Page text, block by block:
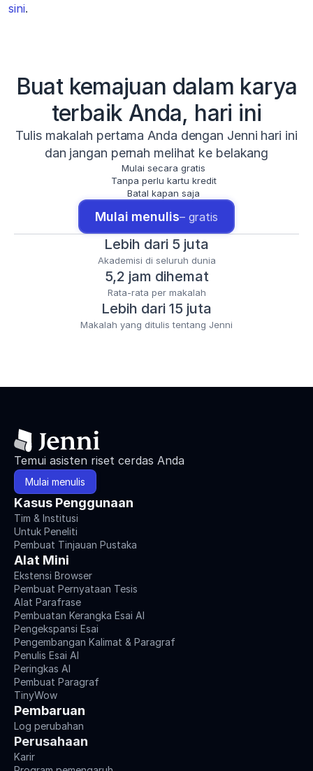
sini.
Buat kemajuan dalam karya
terbaik Anda, hari ini
Tulis makalah pertama Anda dengan Jenni hari ini
dan jangan pernah melihat ke belakang
Mulai secara gratis
Tanpa perlu kartu kredit
Batal kapan saja
Mulai menulis– gratis
Lebih dari 5 juta
Akademisi di seluruh dunia
5,2 jam dihemat
Rata-rata per makalah
Lebih dari 15 juta
Makalah yang ditulis tentang Jenni
Temui asisten riset cerdas Anda
Mulai menulis
Kasus Penggunaan
Tim & Institusi
Untuk Peneliti
Pembuat Tinjauan Pustaka
Alat Mini
Ekstensi Browser
Pembuat Pernyataan Tesis
Alat Parafrase
Pembuatan Kerangka Esai AI
Pengekspansi Esai
Pengembangan Kalimat & Paragraf
Penulis Esai AI
Peringkas AI
Pembuat Paragraf
TinyWow
Pembaruan
Log perubahan
Perusahaan
Karir